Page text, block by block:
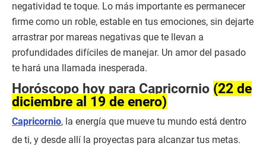
negatividad te toque. Lo más importante es permanecer
firme como un roble, estable en tus emociones, sin dejarte
arrastrar por mareas negativas que te llevan a
profundidades difíciles de manejar. Un amor del pasado
te hará una llamada inesperada.
Horóscopo hoy para Capricornio (22 de
diciembre al 19 de enero)
Capricornio, la energía que mueve tu mundo está dentro
de ti, y desde allí la proyectas para alcanzar tus metas.